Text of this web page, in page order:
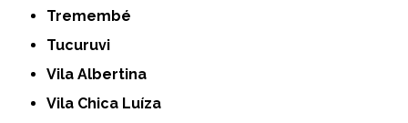
Tremembé
Tucuruvi
Vila Albertina
Vila Chica Luíza